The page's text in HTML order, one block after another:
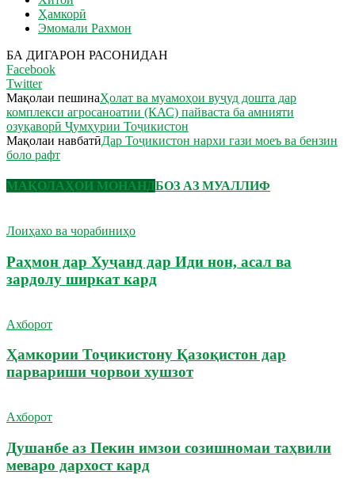
Ҳамкорӣ
Эмомали Рахмон
БА ДИГАРОН РАСОНИДАН
Facebook
Twitter
Мақолаи пешинаҲолат ва муамоҳои вуҷуд дошта дар
комплекси агросаноатии (КАС) пайваста ба амнияти
озуқаворӣ Ҷумҳурии Тоҷикистон
Мақолаи навбатӣДар Тоҷикистон нархи гази моеъ ва бензин
боло рафт
МАҚОЛАҲОИ МОНАНДБОЗ АЗ МУАЛЛИФ
Лоиҳахо ва чорабиниҳо
Раҳмон дар Хуҷанд дар Иди нон, асал ва
зардолу ширкат кард
Ахборот
Ҳамкории Тоҷикистону Қазоқистон дар
парвариши чорвои хушзот
Ахборот
Душанбе аз Пекин имзои созишномаи таҳвили
меваро дархост кард